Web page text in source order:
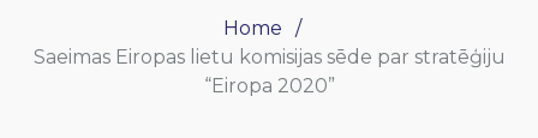
Home
Saeimas Eiropas lietu komisijas sēde par stratēģiju
“Eiropa 2020”